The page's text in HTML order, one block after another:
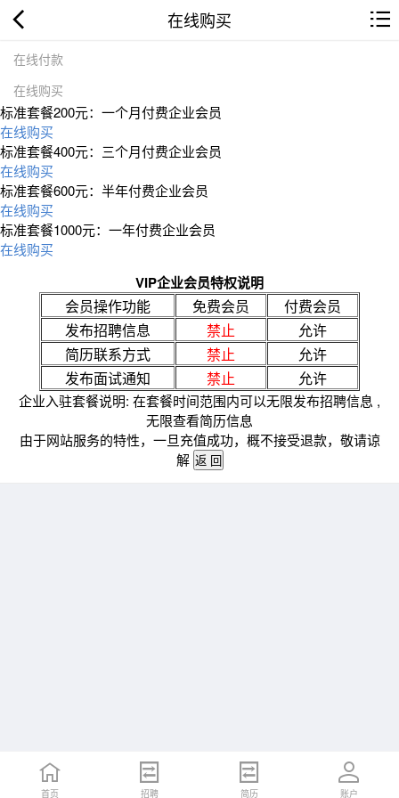
在线购买
在线付款
在线购买
标准套餐200元：一个月付费企业会员
在线购买
标准套餐400元：三个月付费企业会员
在线购买
标准套餐600元：半年付费企业会员
在线购买
标准套餐1000元：一年付费企业会员
在线购买
VIP企业会员特权说明
会员操作功能 免费会员
付费会员
发布招聘信息
禁止
允许
简历联系方式
禁止
允许
发布面试通知
禁止 允许
企业入驻套餐说明: 在套餐时间范围内可以无限发布招聘信息 ,
无限查看简历信息
由于网站服务的特性，一旦充值成功，概不接受退款，敬请谅
解
首页 招聘 简历 账户